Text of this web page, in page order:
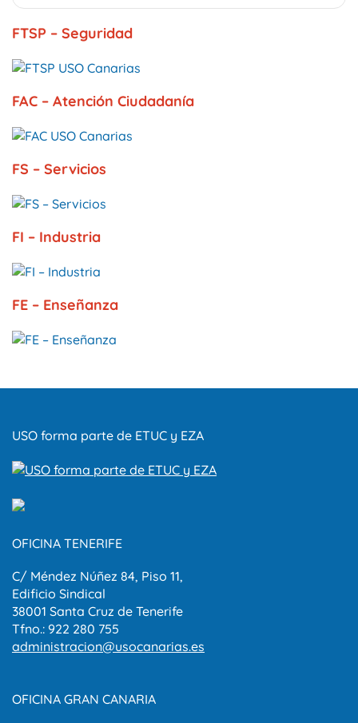
FTSP – Seguridad
FAC – Atención Ciudadanía
FS – Servicios
FI – Industria
FE – Enseñanza
USO forma parte de ETUC y EZA
OFICINA TENERIFE
C/ Méndez Núñez 84, Piso 11,
Edificio Sindical
38001 Santa Cruz de Tenerife
Tfno.: 922 280 755
administracion@usocanarias.es
OFICINA GRAN CANARIA